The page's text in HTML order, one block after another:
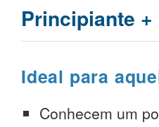
Principiante +
Ideal para
Conhecem um